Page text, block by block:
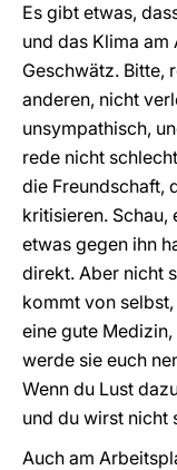
Es gibt etwas,
und das Klima
Geschwätz. Bitte,
anderen, nicht
unsympathisch,
rede nicht
die Freundschaft,
kritisieren. Schau,
etwas gegen ihn
direkt. Aber nicht
kommt von
eine gute
werde sie euch
Wenn du Lust
und du wirst nicht
Auch am